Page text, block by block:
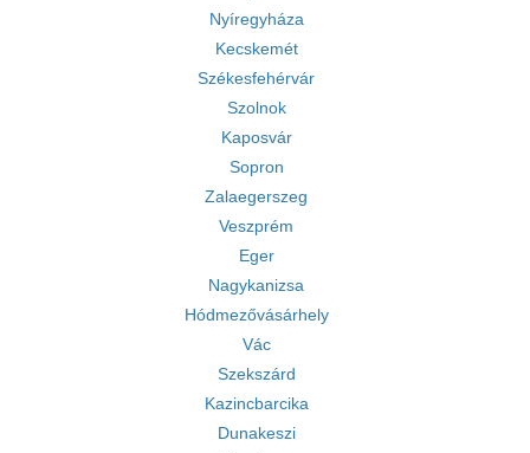
Nyíregyháza
Kecskemét
Székesfehérvár
Szolnok
Kaposvár
Sopron
Zalaegerszeg
Veszprém
Eger
Nagykanizsa
Hódmezővásárhely
Vác
Szekszárd
Kazincbarcika
Dunakeszi